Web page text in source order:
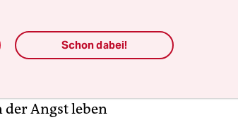
Ir:innen,
verspüren,
Angst leben
Schon dabei!